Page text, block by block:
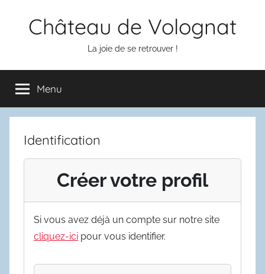
Château de Volognat
La joie de se retrouver !
Menu
Identification
Créer votre profil
Si vous avez déjà un compte sur notre site
cliquez-ici pour vous identifier.